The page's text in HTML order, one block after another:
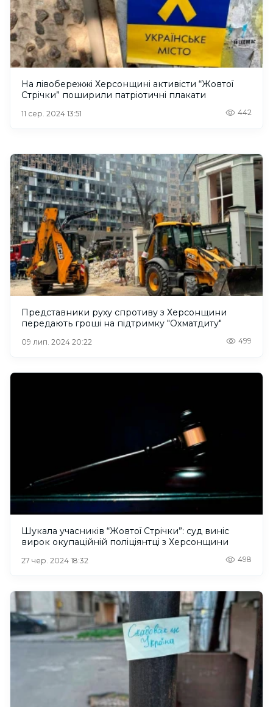
На лівобережжі Херсонщині активісти “Жовтої
Стрічки” поширили патріотичні плакати
11 сер. 2024 13:51 442
Представники руху спротиву з Херсонщини
передають гроші на підтримку "Охматдиту"
09 лип. 2024 20:22 499
Шукала учасників “Жовтої Стрічки”: суд виніс
вирок окупаційній поліціянтці з Херсонщини
27 чер. 2024 18:32 498